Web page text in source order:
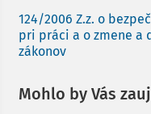
124/2006 Z.z. o
pri práci a o zmene a
zákonov
Mohlo by Vás